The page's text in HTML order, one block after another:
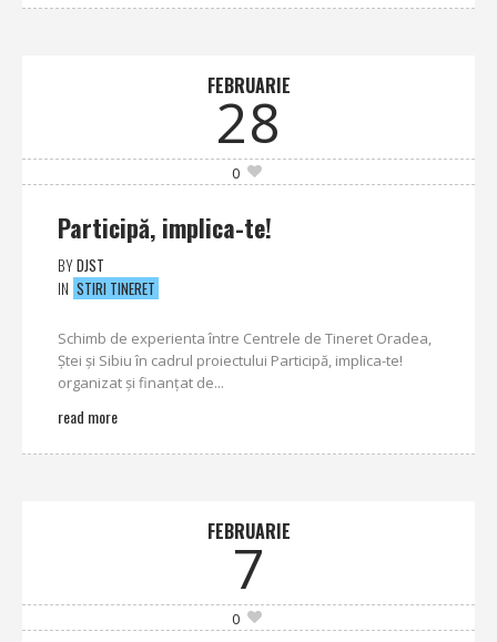
FEBRUARIE
28
0
Participă, implica-te!
BYDJST
IN STIRI TINERET
Schimb de experienta între Centrele de Tineret Oradea,
Ștei și Sibiu în cadrul proiectului Participă, implica-te!
organizat și finanțat de...
read more
FEBRUARIE
7
0